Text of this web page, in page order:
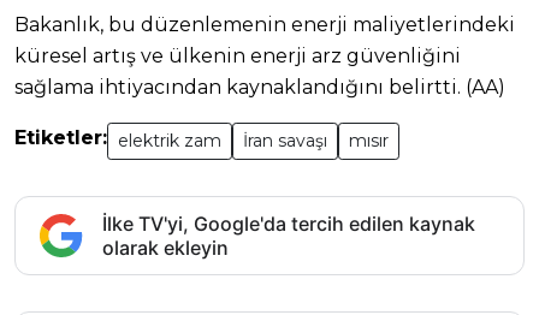
Bakanlık, bu düzenlemenin enerji maliyetlerindeki
küresel artış ve ülkenin enerji arz güvenliğini
sağlama ihtiyacından kaynaklandığını belirtti. (AA)
Etiketler: elektrik zam İran savaşı mısır
İlke TV'yi, Google'da tercih edilen kaynak
olarak ekleyin